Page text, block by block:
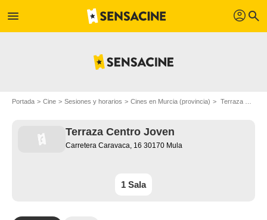
menu profil search
Portada Cine Sesiones y horarios Cines en Murcia (provincia) Terraza Centro Joven en Mula
Terraza Centro Joven
Carretera Caravaca, 16 30170 Mula
1 Sala